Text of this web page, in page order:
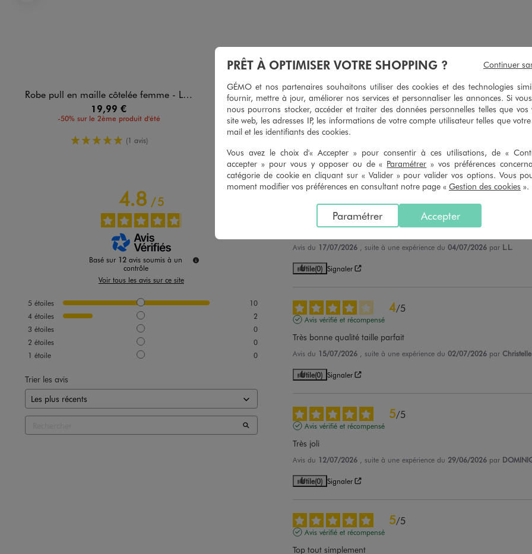
Robe pull en maille côtelée femme - LuluCastagnette x Alizée
19,99 €
-50% sur le 2ème produit d'été
5/5 de moyenne
(1 avis)
Jupe short en coton femme - LuluCastagnette x Alizée
19,99 €
-50% sur le 2ème produit d'été
Sweat à capuche femme -
19,99 €
4.8/5
Basé sur 12 avis soumis à un
contrôle
Voir tous les avis sur ce site
5 étoiles
10
4 étoiles
2
3 étoiles
0
2 étoiles
0
1 étoile 0
Trier les avis
5/5
Avis vérifié et récompensé
Juste magnifique
Avis du 17/07/2026 , suite à une expérience du 04/07/2026 par L.L.
Utile(0) Signaler
4/5
Avis vérifié et récompensé
Très bonne qualité taille parfait
Avis du 15/07/2026 , suite à une expérience du 02/07/2026 par Christelle
Utile(0) Signaler
5/5
Avis vérifié et récompensé
Très joli
Avis du 12/07/2026 , suite à une expérience du 29/06/2026 par
Utile(0) Signaler
5/5
Avis vérifié et récompensé
Top tout simplement
PRÊT À OPTIMISER VOTRE SHOPPING ?
GÉMO et nos partenaires souhaitons utiliser des cookies et des technologies
fournir, mettre à jour, améliorer nos services et personnaliser les annonces. Si
nous pourrons stocker, accéder et traiter des données personnelles telles que vos
site web, les adresses IP, les informations de votre compte utilisateur telles que
mail et les identifiants des cookies.
Vous avez le choix d'« Accepter » pour consentir à ces utilisations, de «
accepter » pour vous y opposer ou de « Paramétrer » vos préférences
catégorie de cookie en cliquant sur « Valider » pour valider vos options. Vous
moment modifier vos préférences en consultant notre page « Gestion des cookies ».
Accepter
Paramétrer
Continuer